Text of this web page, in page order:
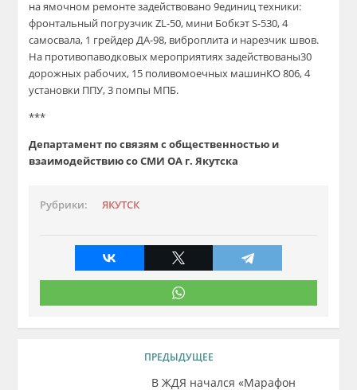
на ямочном ремонте задействовано 9единиц техники:
фронтальный погрузчик ZL-50, мини БобкэтS-530,4
самосвала, 1 грейдер ДА-98, виброплита и нарезчик швов.
На противопаводковых мероприятияхзадействованы30
дорожных рабочих, 15 поливомоечных машинКО 806, 4
установки ППУ, 3 помпы МПБ.
***
Департамент по связям с общественностью и
взаимодействию со СМИ ОА г. Якутска
Рубрики: ЯКУТСК
ПРЕДЫДУЩЕЕ
В ЖДЯ начался «Марафон